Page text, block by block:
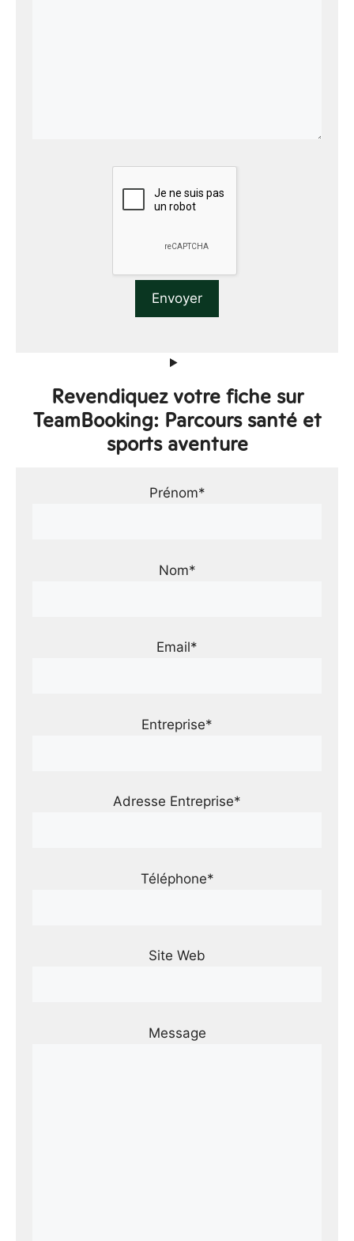
Revendiquez votre fiche sur
TeamBooking: Parcours santé et
sports aventure
Prénom*
Nom*
Email*
Entreprise*
Adresse Entreprise*
Téléphone*
Site Web
Message